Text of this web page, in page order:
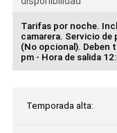
Tarifas por noche.
camarera. Servicio
(No opcional). Deben
pm - Hora de salida
Temporada alta: